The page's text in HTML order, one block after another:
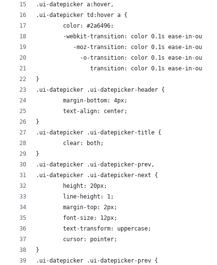
.ui-datepicker a:hover,
.ui-datepicker td:hover a {
	color: #2a6496;
	-webkit-transition: color 0.1s ease-in-out;
	   -moz-transition: color 0.1s ease-in-out;
	     -o-transition: color 0.1s ease-in-out;
	        transition: color 0.1s ease-in-out;
}
.ui-datepicker .ui-datepicker-header {
	margin-bottom: 4px;
	text-align: center;
}
.ui-datepicker .ui-datepicker-title {
	clear: both;
}
.ui-datepicker .ui-datepicker-prev,
.ui-datepicker .ui-datepicker-next {
	height: 20px;
	line-height: 1;
	margin-top: 2px;
	font-size: 12px;
	text-transform: uppercase;
	cursor: pointer;
}
.ui-datepicker .ui-datepicker-prev {